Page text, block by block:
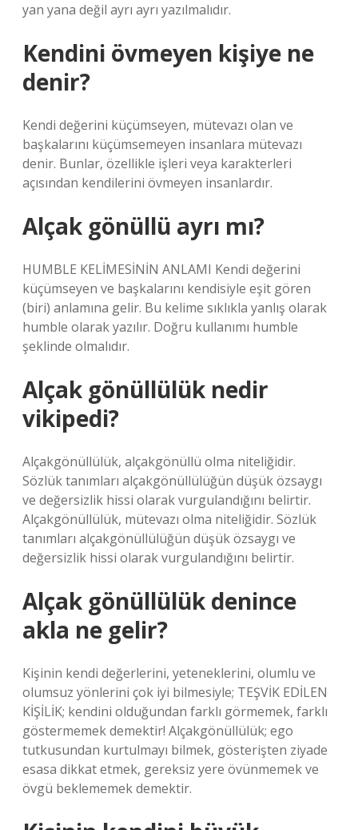
yan yana değil ayrı ayrı yazılmalıdır.
Kendini övmeyen kişiye ne
denir?
Kendi değerini küçümseyen, mütevazı olan ve
başkalarını küçümsemeyen insanlara mütevazı
denir. Bunlar, özellikle işleri veya karakterleri
açısından kendilerini övmeyen insanlardır.
Alçak gönüllü ayrı mı?
HUMBLE KELİMESİNİN ANLAMI Kendi değerini
küçümseyen ve başkalarını kendisiyle eşit gören
(biri) anlamına gelir. Bu kelime sıklıkla yanlış olarak
humble olarak yazılır. Doğru kullanımı humble
şeklinde olmalıdır.
Alçak gönüllülük nedir
vikipedi?
Alçakgönüllülük, alçakgönüllü olma niteliğidir.
Sözlük tanımları alçakgönüllülüğün düşük özsaygı
ve değersizlik hissi olarak vurgulandığını belirtir.
Alçakgönüllülük, mütevazı olma niteliğidir. Sözlük
tanımları alçakgönüllülüğün düşük özsaygı ve
değersizlik hissi olarak vurgulandığını belirtir.
Alçak gönüllülük denince
akla ne gelir?
Kişinin kendi değerlerini, yeteneklerini, olumlu ve
olumsuz yönlerini çok iyi bilmesiyle; TEŞVİK EDİLEN
KİŞİLİK; kendini olduğundan farklı görmemek, farklı
göstermemek demektir! Alçakgönüllülük; ego
tutkusundan kurtulmayı bilmek, gösterişten ziyade
esasa dikkat etmek, gereksiz yere övünmemek ve
övgü beklememek demektir.